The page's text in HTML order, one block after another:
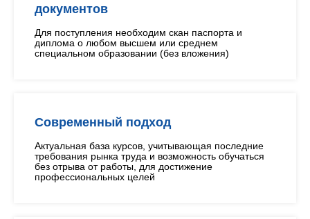
документов
Для поступления необходим скан паспорта и
диплома о любом высшем или среднем
специальном образовании (без вложения)
Современный подход
Актуальная база курсов, учитывающая последние
требования рынка труда и возможность обучаться
без отрыва от работы, для достижение
профессиональных целей